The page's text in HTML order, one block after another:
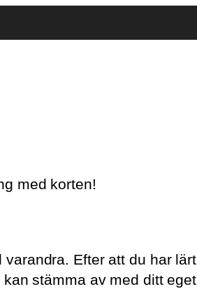
med korten!
Efter att du har lärt
stämma av med ditt eget